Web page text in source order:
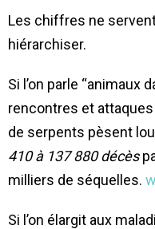
Les chiffres ne
hiérarchiser.
Si l’on parle “animaux
rencontres et
de serpents pèsent
410 à 137 880 décès
milliers de séquelles.
Si l’on élargit aux